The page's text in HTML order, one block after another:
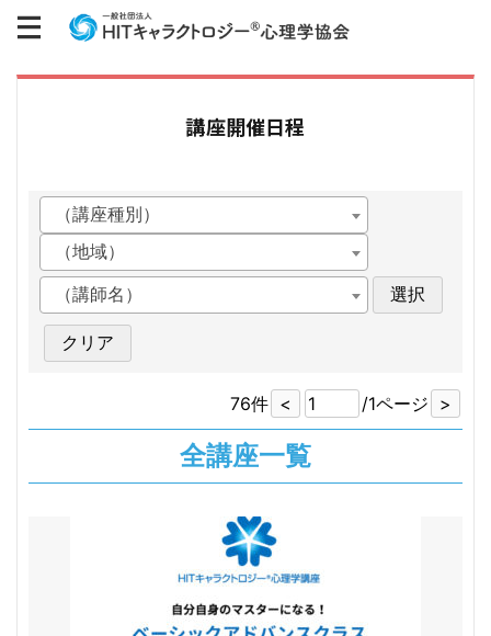
講座開催日程
（講座種別）
（地域）
（講師名）
76件 /1ページ
全講座一覧